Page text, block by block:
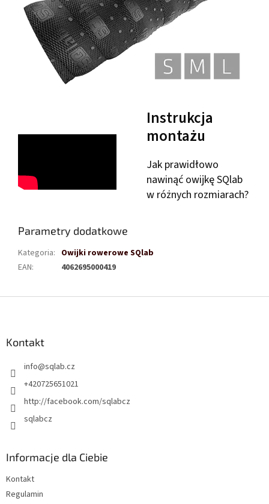
Instrukcja
montażu
Jak prawidłowo
nawinąć owijkę SQlab
w różnych rozmiarach?
Parametry dodatkowe
Kategoria: Owijki rowerowe SQlab
EAN: 4062695000419
Kontakt
info@sqlab.cz
+420725651021
http://facebook.com/sqlabcz
sqlabcz
Informacje dla Ciebie
Kontakt
Regulamin